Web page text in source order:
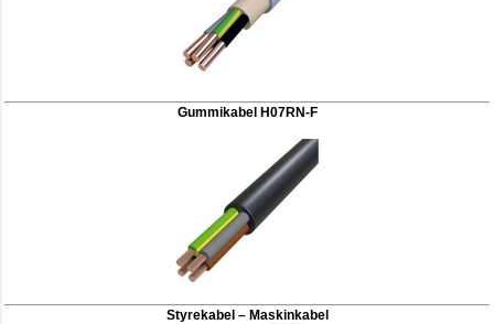
Gummikabel H07RN-F
Styrekabel – Maskinkabel